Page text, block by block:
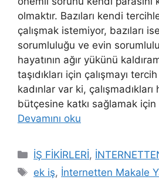
olmaktır. Bazıları kendi
çalışmak istemiyor, bazıları
sorumluluğu ve evin
hayatının ağır yükünü
taşıdıkları için çalışmayı
kadınlar var ki,
bütçesine katkı sağlamak için
Devamını oku
Kategoriler
İŞ FİKİRLERİ,
Etiketler
ek iş, İnternetten Makale